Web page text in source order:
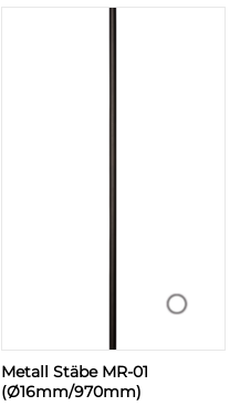
Metall Stäbe MR-01
(Ø16mm/970mm)